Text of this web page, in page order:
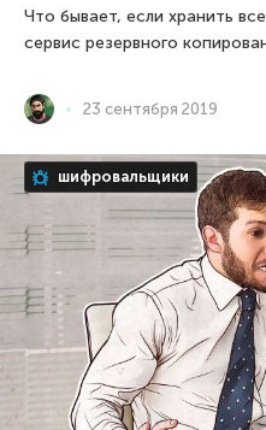
Что бывает, если хранить
сервис резервного
23 сентября 2019
шифровальщики